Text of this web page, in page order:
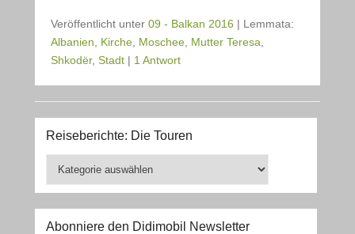
Veröffentlicht unter 09 - Balkan 2016 | Lemmata:
Albanien
Kirche Moschee Mutter Teresa
Shkodër, Stadt | 1 Antwort
Reiseberichte: Die Touren
Touren
Abonniere den Didimobil Newsletter